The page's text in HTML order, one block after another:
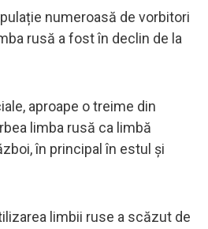
numeroasă de vorbitori
rusă a fost în declin de la
aproape o treime din
limba rusă ca limbă
în principal în estul și
limbii ruse a scăzut de